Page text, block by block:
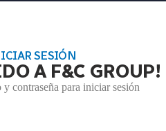
SESIÓN
A F&C GROUP!
contraseña para iniciar sesión